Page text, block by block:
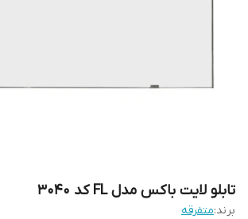
تابلو لایت باکس مدل FL کد 3040
برند:متفرقه